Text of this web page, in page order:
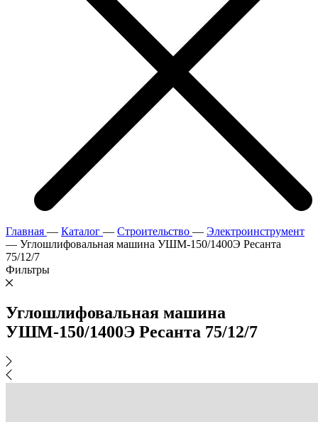
Главная — Каталог — Строительство — Электроинструмент
— Углошлифовальная машина УШМ-150/1400Э Ресанта
75/12/7
Фильтры
Углошлифовальная машина
УШМ-150/1400Э Ресанта 75/12/7